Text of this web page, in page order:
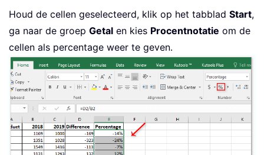
Houd de cellen geselecteerd, klik op het tabblad Start,
ga naar de groep Getal en kies Procentnotatie om de
cellen als percentage weer te geven.